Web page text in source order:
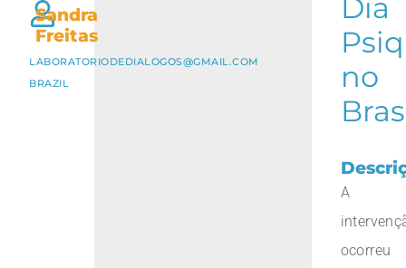
Sandra
Freitas
LABORATORIODEDIALOGOS@GMAIL.COM
BRAZIL
Dia
no
A
ocorreu